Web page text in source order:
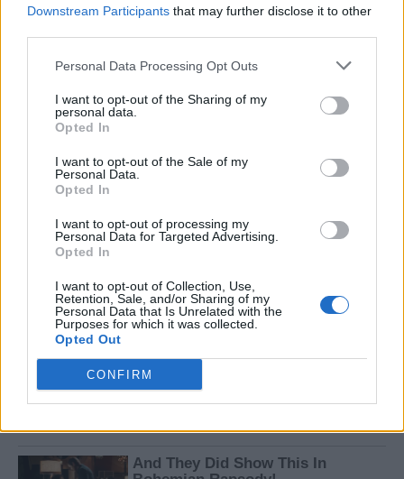
Downstream Participants that may further disclose it to other
Personal Data Processing Opt Outs
I want to opt-out of the Sharing of my
personal data.
Opted In
I want to opt-out of the Sale of my
Personal Data.
Opted In
I want to opt-out of processing my
Personal Data for Targeted Advertising.
Opted In
I want to opt-out of Collection, Use,
Retention, Sale, and/or Sharing of my
Personal Data that Is Unrelated with the
Purposes for which it was collected.
Opted Out
CONFIRM